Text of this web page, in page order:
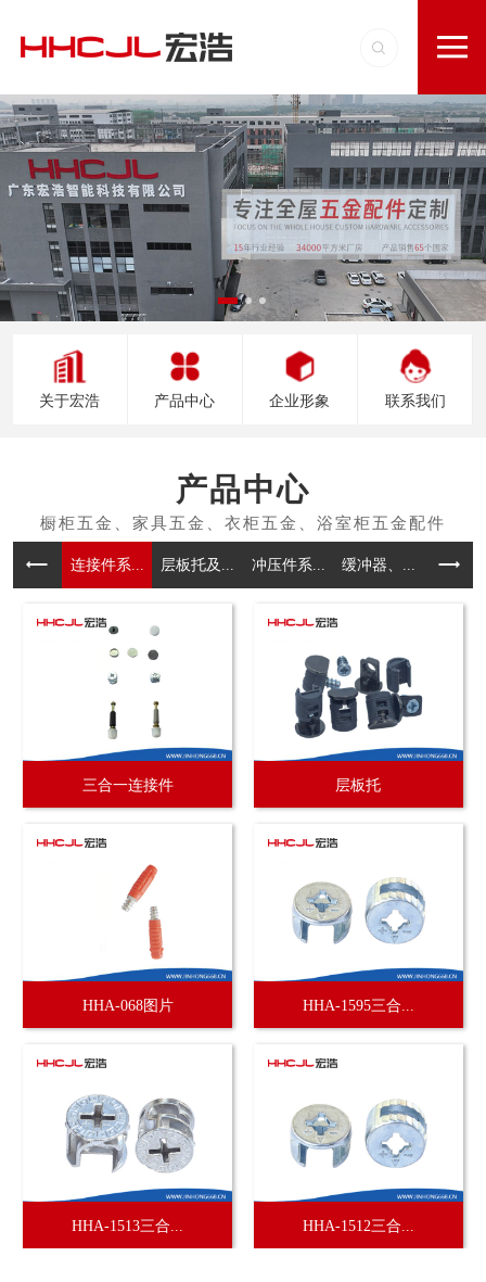
关于宏浩 产品中心 企业形象 联系我们
产品中心
连接件系... 层板托及... 冲压件系... 缓冲器、... 拉手
三合一连接件 层板托
HHA-068图片 HHA-1595三合...
HHA-1513三合... HHA-1512三合...